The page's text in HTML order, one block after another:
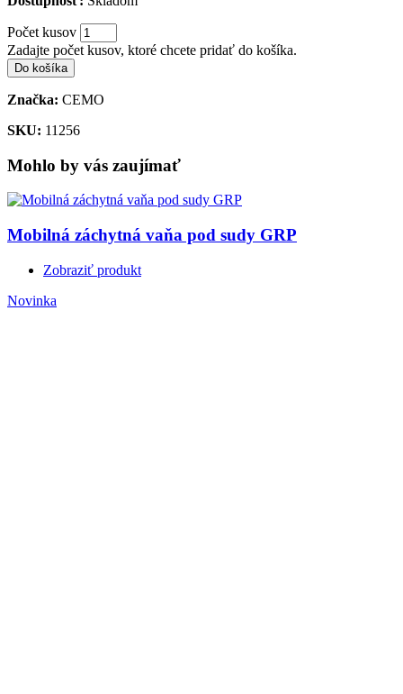
Počet kusov
Zadajte počet kusov, ktoré chcete pridať do košíka.
Do košíka
Značka: CEMO
SKU: 11256
Mohlo by vás zaujímať
Mobilná záchytná vaňa pod sudy GRP
Zobraziť produkt
Novinka